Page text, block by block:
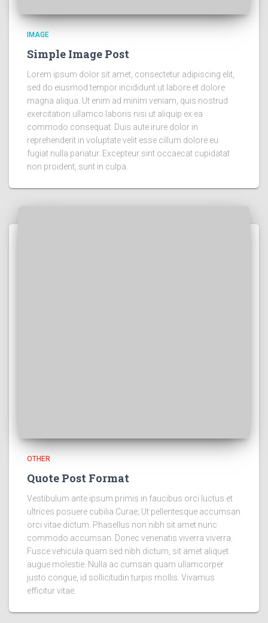
IMAGE
Simple Image Post
Lorem ipsum dolor sit amet, consectetur adipiscing elit,
sed do eiusmod tempor incididunt ut labore et dolore
magna aliqua. Ut enim ad minim veniam, quis nostrud
exercitation ullamco laboris nisi ut aliquip ex ea
commodo consequat. Duis aute irure dolor in
reprehenderit in voluptate velit esse cillum dolore eu
fugiat nulla pariatur. Excepteur sint occaecat cupidatat
non proident, sunt in culpa.
OTHER
Quote Post Format
Vestibulum ante ipsum primis in faucibus orci luctus et
ultrices posuere cubilia Curae; Ut pellentesque accumsan
orci vitae dictum. Phasellus non nibh sit amet nunc
commodo accumsan. Donec venenatis viverra viverra.
Fusce vehicula quam sed nibh dictum, sit amet aliquet
augue molestie. Nulla ac cumsan quam ullamcorper
justo congue, id sollicitudin turpis mollis. Vivamus
efficitur vitae.